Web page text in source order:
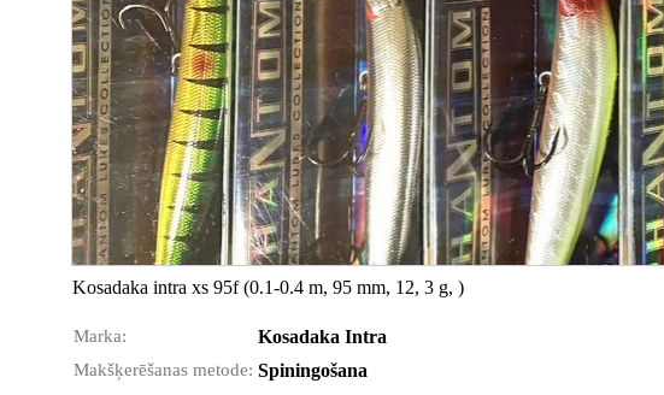
Kosadaka intra xs 95f (0.1-0.4 m, 95 mm, 12, 3 g, )
Marka: Kosadaka Intra
Makšķerēšanas metode: Spiningošana